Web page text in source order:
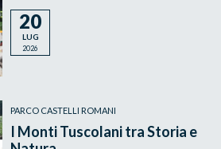
20
LUG
2026
PARCO CASTELLI ROMANI
I Monti Tuscolani tra Storia e